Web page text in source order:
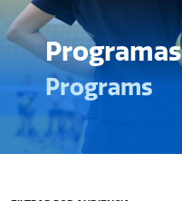
Programas
Programs